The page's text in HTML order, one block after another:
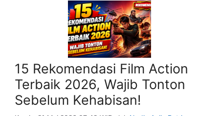
15 Rekomendasi Film Action
Terbaik 2026, Wajib Tonton
Sebelum Kehabisan!